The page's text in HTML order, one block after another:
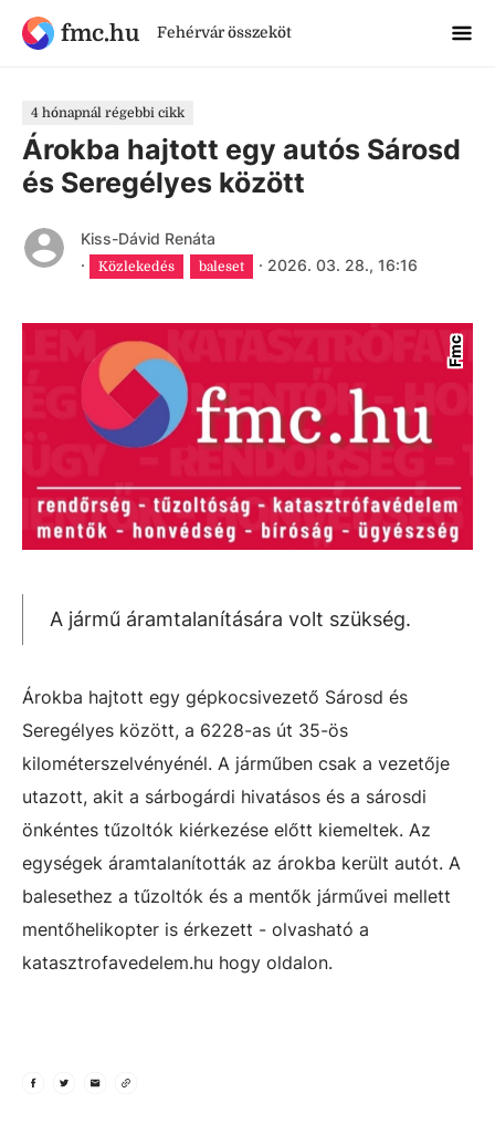
fmc.hu Fehérvár összeköt
4 hónapnál régebbi cikk
Árokba hajtott egy autós Sárosd
és Seregélyes között
Kiss-Dávid Renáta
·
Közlekedés baleset · 2026. 03. 28., 16:16
Fmc
A jármű áramtalanítására volt szükség.
Árokba hajtott egy gépkocsivezető Sárosd és
Seregélyes között, a 6228-as út 35-ös
kilométerszelvényénél. A járműben csak a vezetője
utazott, akit a sárbogárdi hivatásos és a sárosdi
önkéntes tűzoltók kiérkezése előtt kiemeltek. Az
egységek áramtalanították az árokba került autót. A
balesethez a tűzoltók és a mentők járművei mellett
mentőhelikopter is érkezett - olvasható a
katasztrofavedelem.hu hogy oldalon.